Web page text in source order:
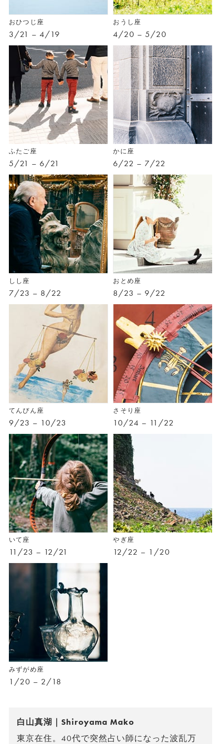
おひつじ座
3/21 – 4/19
おうし座
4/20 – 5/20
ふたご座
5/21 – 6/21
かに座
6/22 – 7/22
しし座
7/23 – 8/22
おとめ座
8/23 – 9/22
てんびん座
9/23 – 10/23
さそり座
10/24 – 11/22
いて座
11/23 – 12/21
やぎ座
12/22 – 1/20
みずがめ座
1/20 – 2/18
白山真湖｜Shiroyama Mako
東京在住。40代で突然占い師になった波乱万